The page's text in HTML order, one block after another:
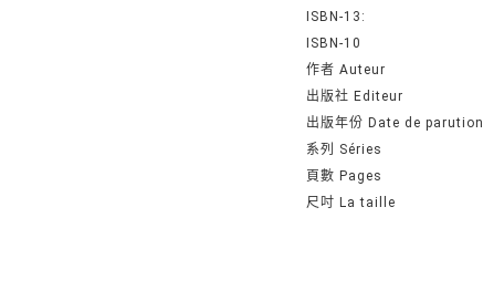
ISBN-13:
ISBN-10
作者 Auteur
出版社 Editeur
出版年份 Date de parution
系列 Séries
頁數 Pages
尺吋 La taille